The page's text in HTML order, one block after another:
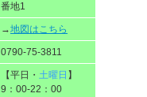
番地1
→地図はこちら
0790-75-3811
【平日・ 土曜日 】
9：00-22：00